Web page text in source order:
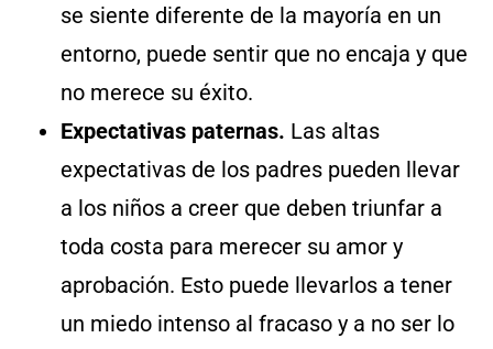
se siente diferente de la mayoría en un
entorno, puede sentir que no encaja y que
no merece su éxito.
Expectativas paternas. Las altas
expectativas de los padres pueden llevar
a los niños a creer que deben triunfar a
toda costa para merecer su amor y
aprobación. Esto puede llevarlos a tener
un miedo intenso al fracaso y a no ser lo